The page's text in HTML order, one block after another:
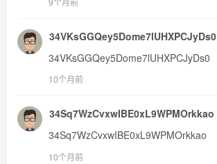
34VKsGGQey5Dome7lUHXPCJyDs0
34VKsGGQey5Dome7lUHXPCJyDs0
10个月前
34Sq7WzCvxwIBE0xL9WPMOrkkao
34Sq7WzCvxwIBE0xL9WPMOrkkao
10个月前